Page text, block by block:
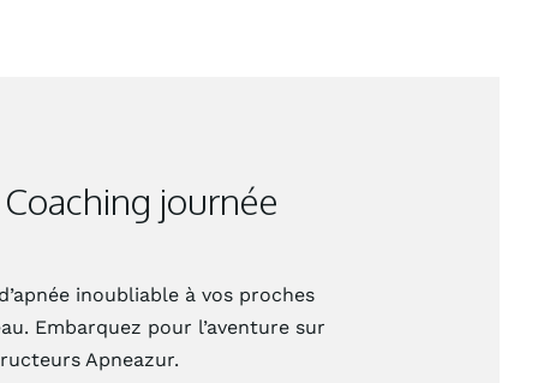
journée
inoubliable à vos proches
Embarquez pour l’aventure sur
Apneazur.